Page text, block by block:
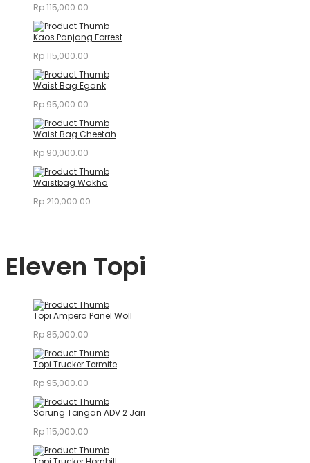
Rp115,000.00
Kaos Panjang Forrest
Rp115,000.00
Waist Bag Egank
Rp 95,000.00
Waist Bag Cheetah
Rp 90,000.00
Waistbag Wakha
Rp 210,000.00
Eleven Topi
Topi Ampera Panel Woll
Rp 85,000.00
Topi Trucker Termite
Rp 95,000.00
Sarung Tangan ADV 2 Jari
Rp115,000.00